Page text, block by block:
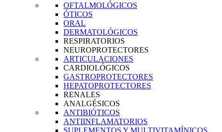
OFTALMOLÓGICOS
ÓTICOS
ORAL
DERMATOLÓGICOS
RESPIRATORIOS
NEUROPROTECTORES
ARTICULACIONES
CARDIOLÓGICOS
GASTROPROTECTORES
HEPATOPROTECTORES
RENALES
ANALGÉSICOS
ANTIBIÓTICOS
ANTIINFLAMATORIOS
SUPLEMENTOS Y MULTIVITAMÍNICOS